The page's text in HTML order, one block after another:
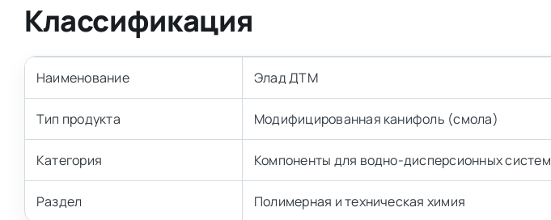
Классификация
Наименование Элад ДТМ
Тип продукта Модифицированная канифоль (смола)
Категория Компоненты для водно-дисперсионных систем
Раздел Полимерная и техническая химия